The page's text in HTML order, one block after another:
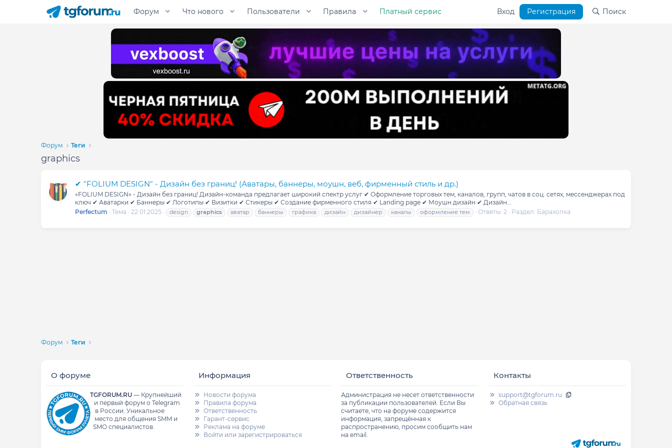
Форум Что нового Пользователи Правила Платный сервис Вход Регистрация Поиск
Форум Теги
graphics
✔ "FOLIUM DESIGN" - Дизайн без границ! (Аватары, баннеры, моушн, веб, фирменный стиль и др.)
«FOLIUM DESIGN» - Дизайн без границ! Дизайн-команда предлагает широкий спектр услуг ✔ Оформление торговых тем, каналов, групп, чатов в соц. сетях, мессенджерах под
ключ ✔ Аватарки ✔ Баннеры ✔ Логотипы ✔ Визитки ✔ Стикеры ✔ Создание фирменного стиля ✔ Landing page ✔ Моушн дизайн ✔ Дизайн...
Perfectum
Тема 22.01.2025 design graphics аватар баннеры графика дизайн дизайнер каналы оформление тем Ответы: 2 Раздел: Барахолка
Форум Теги
О форуме
TGFORUM.RU— Крупнейший
и первый форум о Telegram
в России. Уникальное
место для общения SMM и
SMO специалистов.
Информация
Новости форума
Правила форума
Ответственность
Гарант-сервис
Реклама на форуме
Войти или зарегистрироваться
Ответственность
Администрация не несет ответственности
за публикации пользователей. Если Вы
считаете, что на форуме содержится
информация, запрещённая к
распространению, просим сообщить нам
на email.
Контакты
support@tgforum.ru
Обратная связь